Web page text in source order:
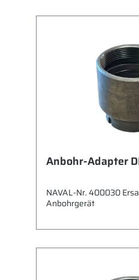
Anbohr-Adapter
NAVAL-Nr. 400030
Anbohrgerät